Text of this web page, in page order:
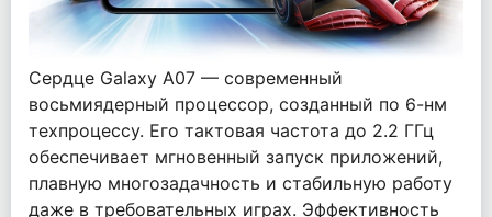
Сердце Galaxy A07 — современный
восьмиядерный процессор, созданный по 6-нм
техпроцессу. Его тактовая частота до 2.2 ГГц
обеспечивает мгновенный запуск приложений,
плавную многозадачность и стабильную работу
даже в требовательных играх. Эффективность